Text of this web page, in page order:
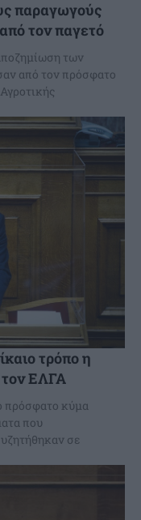
παραγωγούς
τον παγετό
των
από τον πρόσφατο
τρόπο η
ΕΛΓΑ
πρόσφατο κύμα
που
σε